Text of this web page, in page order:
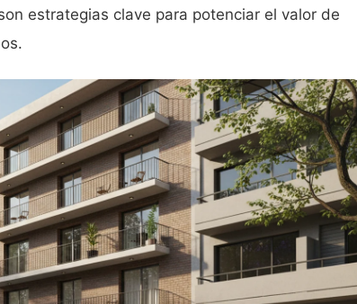
estrategias clave para potenciar el valor de